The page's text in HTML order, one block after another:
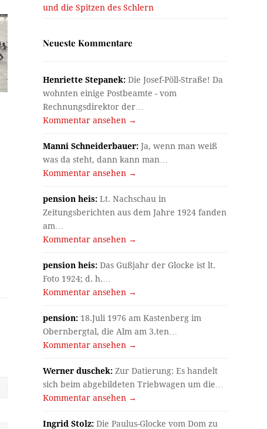
und die Spitzen des Schlern
Neueste Kommentare
Henriette Stepanek: Die Josef-Pöll-Straße! Da
wohnten einige Postbeamte - vom
Rechnungsdirektor der…
Kommentar ansehen →
Manni Schneiderbauer: Ja, wenn man weiß
was da steht, dann kann man…
Kommentar ansehen →
pension heis: Lt. Nachschau in
Zeitungsberichten aus dem Jahre 1924 fanden
am…
Kommentar ansehen →
pension heis: Das Gußjahr der Glocke ist lt.
Foto 1924; d. h.…
Kommentar ansehen →
pension: 18.Juli 1976 am Kastenberg im
Obernbergtal, die Alm am 3.ten…
Kommentar ansehen →
Werner duschek: Zur Datierung: Es handelt
sich beim abgebildeten Triebwagen um die…
Kommentar ansehen →
Ingrid Stolz: Die Paulus-Glocke vom Dom zu